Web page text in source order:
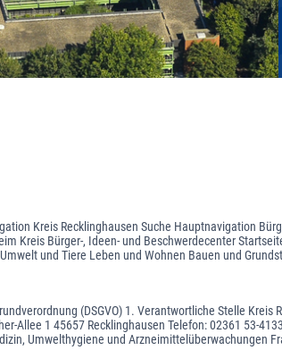
Kreis Recklinghausen Suche Hauptnavigation
Kreis Bürger-, Ideen- und Beschwerdecenter
und Tiere Leben und Wohnen Bauen und
(DSGVO) 1. Verantwortliche Stelle Kreis
Allee 1 45657 Recklinghausen Telefon: 02361 53-
Umwelthygiene und Arzneimittelüberwachungen